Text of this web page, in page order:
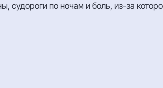
по ночам и боль, из-за которой